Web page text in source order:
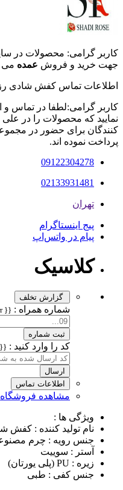
کاربر گرامی: محصولات در
جهت خرید و فروش عمده می
اطلاعات تماس کفش شادی رز
کاربر گرامی:لطفا در تماس و
نمایید که محصولات را در علی
کنندگان برای حضور در
پرداخت نموده اند.
09122304278
02133931481
تهران
پیج اینستاگرام
پیام در واتس‌اپ
کلاسیک
گزارش تخلف
شماره همراه : {{ err }}
ثبت شماره
کد را وارد کنید : }}
ارسال
اطلاعات تماس
مشاهده فروشگاه
ویژگی ها :
نام تولید کننده : کفش
جنس رویه : چرم
آستر : سوییت
زیره : PU (پلی یورتان)
جنس کفی : طبی